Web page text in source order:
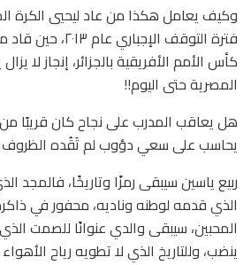
وكيف يعامل هكذا من عاد ليحيي الكرة
فترة التوقف
كأس الأمم الأفريقية بالجزائر، إنجاز لا
المصرية حتى اليوم!!
هل يعاقب المدرب على نجاح كان قريبًا
يحاسب على سعي دؤوب لم تَقُده الظروف
ربيع ياسين سيبقى رمزًا وتاريخًا، فالمجد
الذي قدمه لوطنه وناديه، محفور في
المحبين، سيبقى والدي عنوانًا للصمت
ينضب، وللتاريخ الذي لا تطويه رياح الأهواء